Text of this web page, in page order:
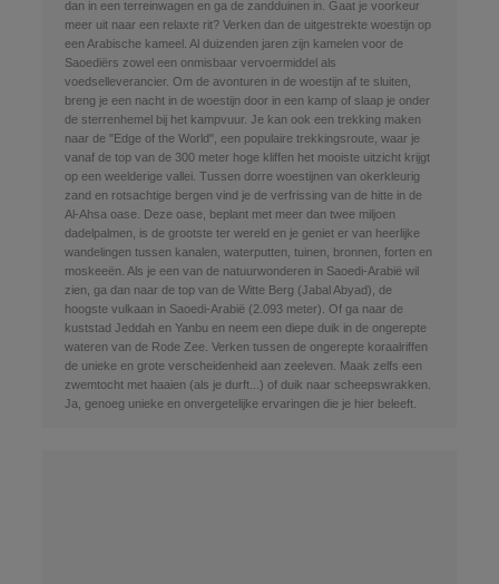
dan in een terreinwagen en ga de zandduinen in. Gaat je voorkeur
meer uit naar een relaxte rit? Verken dan de uitgestrekte woestijn op
een Arabische kameel. Al duizenden jaren zijn kamelen voor de
Saoediërs zowel een onmisbaar vervoermiddel als
voedselleverancier. Om de avonturen in de woestijn af te sluiten,
breng je een nacht in de woestijn door in een kamp of slaap je onder
de sterrenhemel bij het kampvuur. Je kan ook een trekking maken
naar de "Edge of the World", een populaire trekkingsroute, waar je
vanaf de top van de 300 meter hoge kliffen het mooiste uitzicht krijgt
op een weelderige vallei. Tussen dorre woestijnen van okerkleurig
zand en rotsachtige bergen vind je de verfrissing van de hitte in de
Al-Ahsa oase. Deze oase, beplant met meer dan twee miljoen
dadelpalmen, is de grootste ter wereld en je geniet er van heerlijke
wandelingen tussen kanalen, waterputten, tuinen, bronnen, forten en
moskeeën. Als je een van de natuurwonderen in Saoedi-Arabië wil
zien, ga dan naar de top van de Witte Berg (Jabal Abyad), de
hoogste vulkaan in Saoedi-Arabië (2.093 meter). Of ga naar de
kuststad Jeddah en Yanbu en neem een diepe duik in de ongerepte
wateren van de Rode Zee. Verken tussen de ongerepte koraalriffen
de unieke en grote verscheidenheid aan zeeleven. Maak zelfs een
zwemtocht met haaien (als je durft...) of duik naar scheepswrakken.
Ja, genoeg unieke en onvergetelijke ervaringen die je hier beleeft.